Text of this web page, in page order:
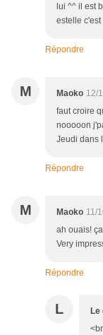
lui ^^ il est
estelle
Répondre
M Maoko 12/
faut croire
nooooon
Jeudi dans
Répondre
M Maoko 11/
ah ouais!
Very
Répondre
L Le